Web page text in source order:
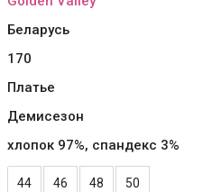
Беларусь
170
Платье
Демисезон
хлопок 97%, спандекс 3%
44 46 48 50